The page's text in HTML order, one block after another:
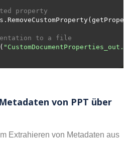
property
to a file
von PPT über
Extrahieren von Metadaten aus